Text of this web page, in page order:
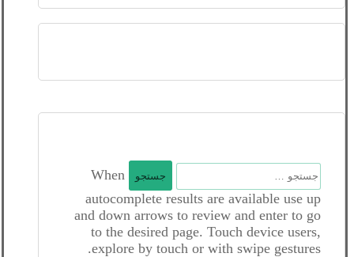
جستجو
برای:
When
autocomplete results are available use up
and down arrows to review and enter to go
to the desired page. Touch device users,
explore by touch or with swipe gestures.